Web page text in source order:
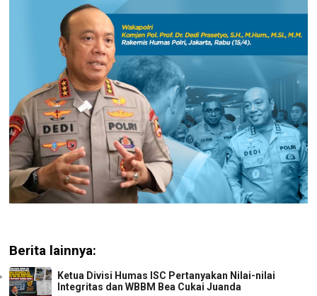
Berita lainnya:
Ketua Divisi Humas ISC Pertanyakan Nilai-nilai
Integritas dan WBBM Bea Cukai Juanda